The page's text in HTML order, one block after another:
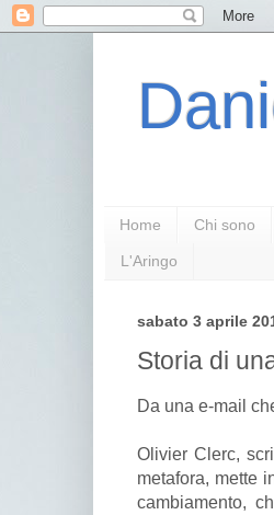
Home Chi sono
L'Aringo
sabato 3 aprile
Storia di
Da una e-mail
Olivier Clerc,
metafora, mette
cambiamento,